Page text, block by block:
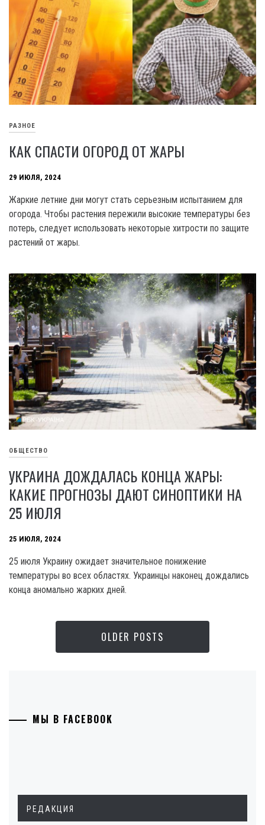
РАЗНОЕ
КАК СПАСТИ ОГОРОД ОТ ЖАРЫ
29 ИЮЛЯ, 2024
Жаркие летние дни могут стать серьезным испытанием для
огорода. Чтобы растения пережили высокие температуры без
потерь, следует использовать некоторые хитрости по защите
растений от жары.
ОБЩЕСТВО
УКРАИНА ДОЖДАЛАСЬ КОНЦА ЖАРЫ:
КАКИЕ ПРОГНОЗЫ ДАЮТ СИНОПТИКИ НА
25 ИЮЛЯ
25 ИЮЛЯ, 2024
25 июля Украину ожидает значительное понижение
температуры во всех областях. Украинцы наконец дождались
конца аномально жарких дней.
OLDER POSTS
МЫ В FACEBOOK
РЕДАКЦИЯ